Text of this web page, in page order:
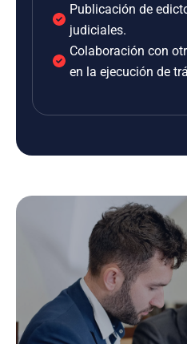
Publicación de
judiciales.
Colaboración con
en la ejecución de